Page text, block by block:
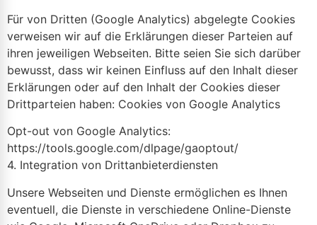
Für von Dritten (Google Analytics) abgelegte Cookies
verweisen wir auf die Erklärungen dieser Parteien auf
ihren jeweiligen Webseiten. Bitte seien Sie sich darüber
bewusst, dass wir keinen Einfluss auf den Inhalt dieser
Erklärungen oder auf den Inhalt der Cookies dieser
Drittparteien haben: Cookies von Google Analytics
Opt-out von Google Analytics:
https://tools.google.com/dlpage/gaoptout/
4. Integration von Drittanbieterdiensten
Unsere Webseiten und Dienste ermöglichen es Ihnen
eventuell, die Dienste in verschiedene Online-Dienste